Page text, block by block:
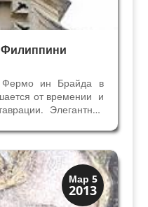
Фермо ин Брайда в
от времении и
Элегантная
бомбёжки
но время её не
Мар 5
2013